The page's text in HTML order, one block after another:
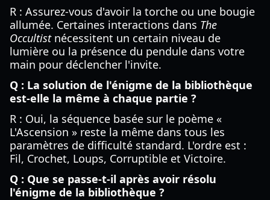
R : Assurez-vous d'avoir la torche ou une bougie
allumée. Certaines interactions dans The
Occultistnécessitent un certain niveau de
lumière ou la présence du pendule dans votre
main pour déclencher l'invite.
Q : La solution de l'énigme de la bibliothèque
est-elle la même à chaque partie ?
R : Oui, la séquence basée sur le poème «
L'Ascension » reste la même dans tous les
paramètres de difficulté standard. L'ordre est :
Fil, Crochet, Loups, Corruptible et Victoire.
Q : Que se passe-t-il après avoir résolu
l'énigme de la bibliothèque ?